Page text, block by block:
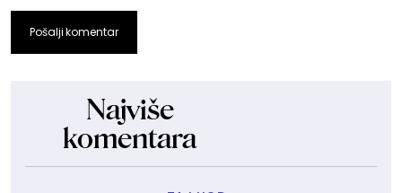
Pošalji komentar
Najviše
komentara